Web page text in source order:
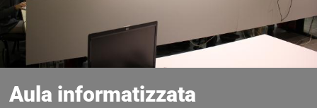
Aula informatizzata